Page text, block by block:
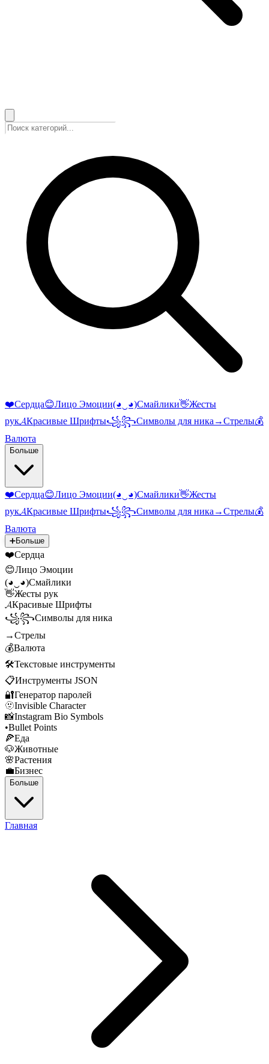
❤️Сердца😊Лицо Эмоции(◕‿◕)Смайлики👋Жесты
рук𝓐Красивые Шрифты꧁꧂Символы для ника →Стрелы💰
Валюта
Больше
❤️Сердца😊Лицо Эмоции(◕‿◕)Смайлики👋Жесты
рук𝓐Красивые Шрифты꧁꧂Символы для ника →Стрелы💰
Валюта
➕Больше
❤️Сердца
😊Лицо Эмоции
(◕‿◕)Смайлики
👋Жесты рук
𝓐Красивые Шрифты
꧁꧂Символы для ника
→Стрелы
💰Валюта
🛠️Текстовые инструменты
📋Инструменты JSON
🔐Генератор паролей
🫥Invisible Character
📸Instagram Bio Symbols
•Bullet Points
🍕Еда
🐶Животные
🌸Растения
💼Бизнес
Больше
Главная